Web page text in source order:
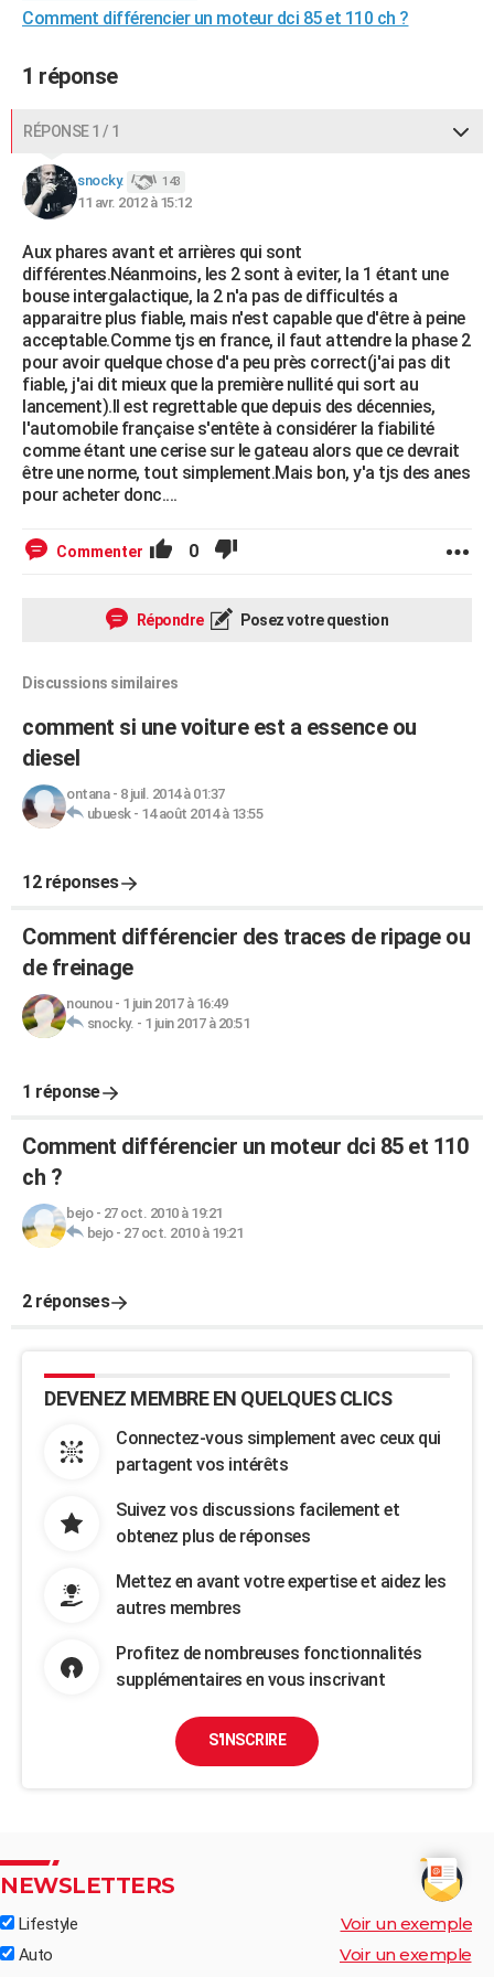
Destinations
City break
Voyage nature
Voyage de noces
Forum
Climat
+PHOTO
GUIDES D'ACHAT
Carte de Noël
Carte Bonne année
Carte Saint-Valentin
Carte Pâques
Carte d'anniversaire
DICTIONNAIRE
Dictionnaire
Biographies
Citations
Expressions
Proverbes
PROGRAMME TV
COPAINS D'AVANT
S'inscrire
Se connecter
Lycées
Collèges
Primaires
Universités
Entreprises
Service militaire
Avis de recherche
AVIS DE DÉCÈS
FORUM
Bricolage
Lifestyle
Culture
Sport
Auto
Television
Voyage
Cinema
Comment différencier un moteur dci 85 et 110 ch ?
1 réponse
RÉPONSE 1 / 1
snocky. 143
11 avr. 2012 à 15:12
Aux phares avant et arrières qui sont
différentes.Néanmoins, les 2 sont à eviter, la 1 étant une
bouse intergalactique, la 2 n'a pas de difficultés a
apparaitre plus fiable, mais n'est capable que d'être à peine
acceptable.Comme tjs en france, il faut attendre la phase 2
pour avoir quelque chose d'a peu près correct(j'ai pas dit
fiable, j'ai dit mieux que la première nullité qui sort au
lancement).Il est regrettable que depuis des décennies,
l'automobile française s'entête à considérer la fiabilité
comme étant une cerise sur le gateau alors que ce devrait
être une norme, tout simplement.Mais bon, y'a tjs des anes
pour acheter donc....
Commenter 0
Répondre Posez votre question
Discussions similaires
comment si une voiture est a essence ou
diesel
ontana- 8 juil. 2014 à 01:37
ubuesk- 14 août 2014 à 13:55
12 réponses
Comment différencier des traces de ripage ou
de freinage
nounou- 1 juin 2017 à 16:49
snocky. - 1 juin 2017 à 20:51
1 réponse
Comment différencier un moteur dci 85 et 110
ch ?
bejo- 27 oct. 2010 à 19:21
bejo- 27 oct. 2010 à 19:21
2 réponses
DEVENEZ MEMBRE EN QUELQUES CLICS
Connectez-vous simplement avec ceux qui
partagent vos intérêts
Suivez vos discussions facilement et
obtenez plus de réponses
Mettez en avant votre expertise et aidez les
autres membres
Profitez de nombreuses fonctionnalités
supplémentaires en vous inscrivant
S'INSCRIRE
NEWSLETTERS
Lifestyle Voir un exemple
Auto Voir un exemple